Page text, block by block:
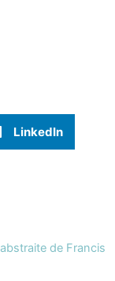
LinkedIn